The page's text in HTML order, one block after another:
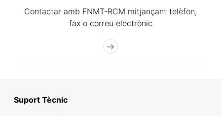
Contactar amb FNMT-RCM mitjançant telèfon,
fax o correu electrònic
Suport Tècnic